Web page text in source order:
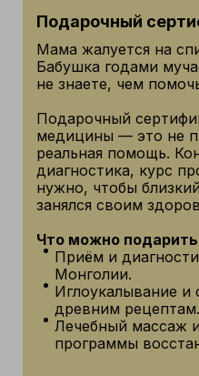
Подарочный
Мама жалуется на
Бабушка годами
не знаете, чем
Подарочный
медицины — это не
реальная помощь.
диагностика, курс
нужно, чтобы
занялся своим
Что можно
Приём и
Монголии.
Иглоукалывание
древним рецептам.
Лечебный массаж
программы